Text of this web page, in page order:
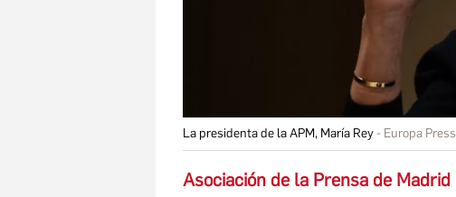
La presidenta de la APM, María Rey Europa Press
Asociación de la Prensa de Madrid